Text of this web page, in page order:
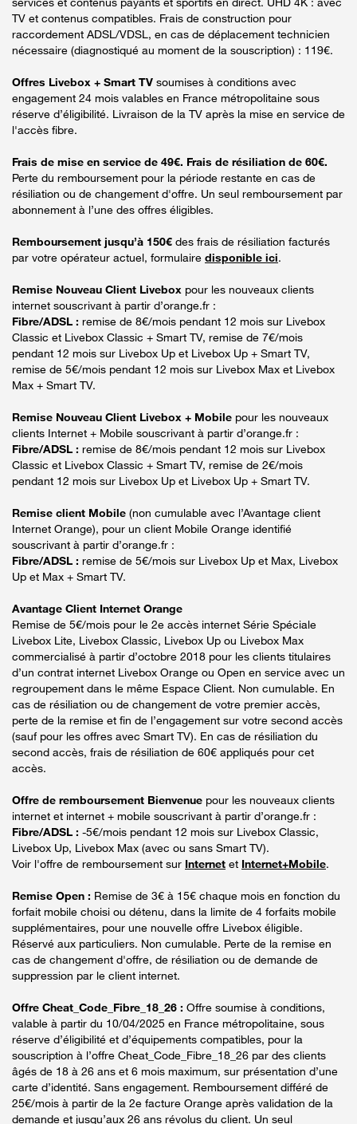
TV et contenus compatibles. Frais de construction pour
raccordement ADSL/VDSL, en cas de déplacement technicien
nécessaire (diagnostiqué au moment de la souscription) : 119€.
Offres Livebox + Smart TV soumises à conditions avec
engagement 24 mois valables en France métropolitaine sous
réserve d’éligibilité. Livraison de la TV après la mise en service de
l'accès fibre.
Frais de mise en service de 49€. Frais de résiliation de 60€.
Perte du remboursement pour la période restante en cas de
résiliation ou de changement d'offre. Un seul remboursement par
abonnement à l’une des offres éligibles.
Remboursement jusqu’à 150€ des frais de résiliation facturés
par votre opérateur actuel, formulaire disponible ici.
Remise Nouveau Client Livebox pour les nouveaux clients
internet souscrivant à partir d’orange.fr :
Fibre/ADSL : remise de 8€/mois pendant 12 mois sur Livebox
Classic et Livebox Classic + Smart TV, remise de 7€/mois
pendant 12 mois sur Livebox Up et Livebox Up + Smart TV,
remise de 5€/mois pendant 12 mois sur Livebox Max et Livebox
Max + Smart TV.
Remise Nouveau Client Livebox + Mobile pour les nouveaux
clients Internet + Mobile souscrivant à partir d’orange.fr :
Fibre/ADSL : remise de 8€/mois pendant 12 mois sur Livebox
Classic et Livebox Classic + Smart TV, remise de 2€/mois
pendant 12 mois sur Livebox Up et Livebox Up + Smart TV.
Remise client Mobile (non cumulable avec l’Avantage client
Internet Orange), pour un client Mobile Orange identifié
souscrivant à partir d’orange.fr :
Fibre/ADSL : remise de 5€/mois sur Livebox Up et Max, Livebox
Up et Max + Smart TV.
Avantage Client Internet Orange
Remise de 5€/mois pour le 2e accès internet Série Spéciale
Livebox Lite, Livebox Classic, Livebox Up ou Livebox Max
commercialisé à partir d’octobre 2018 pour les clients titulaires
d’un contrat internet Livebox Orange ou Open en service avec un
regroupement dans le même Espace Client. Non cumulable. En
cas de résiliation ou de changement de votre premier accès,
perte de la remise et fin de l’engagement sur votre second accès
(sauf pour les offres avec Smart TV). En cas de résiliation du
second accès, frais de résiliation de 60€ appliqués pour cet
accès.
Offre de remboursement Bienvenue pour les nouveaux clients
internet et internet + mobile souscrivant à partir d’orange.fr :
Fibre/ADSL : -5€/mois pendant 12 mois sur Livebox Classic,
Livebox Up, Livebox Max (avec ou sans Smart TV).
Voir l'offre de remboursement sur Internet et Internet+Mobile.
Remise Open : Remise de 3€ à 15€ chaque mois en fonction du
forfait mobile choisi ou détenu, dans la limite de 4 forfaits mobile
supplémentaires, pour une nouvelle offre Livebox éligible.
Réservé aux particuliers. Non cumulable. Perte de la remise en
cas de changement d'offre, de résiliation ou de demande de
suppression par le client internet.
Offre Cheat_Code_Fibre_18_26 : Offre soumise à conditions,
valable à partir du 10/04/2025 en France métropolitaine, sous
réserve d’éligibilité et d’équipements compatibles, pour la
souscription à l’offre Cheat_Code_Fibre_18_26 par des clients
âgés de 18 à 26 ans et 6 mois maximum, sur présentation d’une
carte d’identité. Sans engagement. Remboursement différé de
25€/mois à partir de la 2e facture Orange après validation de la
demande et jusqu’aux 26 ans révolus du client. Un seul